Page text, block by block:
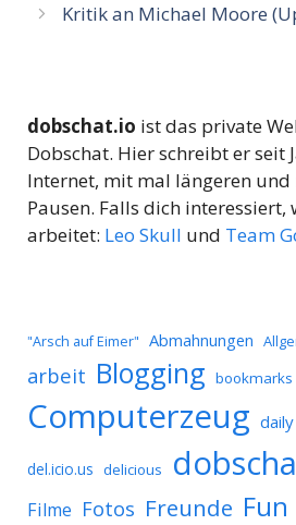
Kritik an Michael Moore
dobschat.io ist das private
Dobschat. Hier schreibt er seit
Internet, mit mal längeren
Pausen. Falls dich interessiert,
arbeitet: Leo Skull und Team
"Arsch auf Eimer" Abmahnungen
arbeit Blogging bookmarks
Computerzeug
del.icio.us delicious
Filme Fotos Freunde Fun